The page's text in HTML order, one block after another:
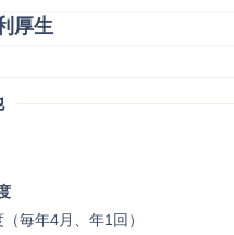
厚生
毎年4月、年1回）